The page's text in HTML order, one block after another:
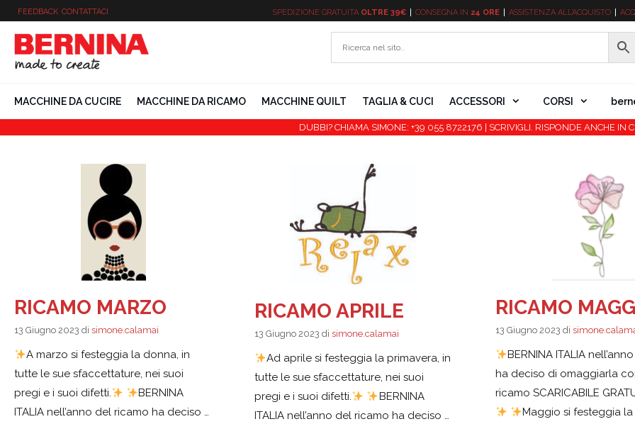
contenuto
FEEDBACK CONTATTACI SPEDIZIONE GRATUITA OLTRE 39€ CONSEGNA IN 24 ORE ASSISTENZA ALL’ACQUISTO
MACCHINE DA CUCIRE MACCHINE DA RICAMO MACCHINE QUILT TAGLIA & CUCI ACCESSORI CORSI
DUBBI? CHIAMA SIMONE: +39 055 8722176 | SCRIVIGLI. RISPONDE ANCHE IN
RICAMO MARZO
13 Giugno 2023 di simone.calamai
A marzo si festeggia la donna, in
tutte le sue sfaccettature, nei suoi
pregi e i suoi difetti.
BERNINA
ITALIA nell’anno del ricamo ha deciso …
RICAMO APRILE
13 Giugno 2023 disimone.calamai
Ad aprile si festeggia la primavera, in
tutte le sue sfaccettature, nei suoi
pregi e i suoi difetti.
BERNINA
ITALIA nell’anno del ricamo ha deciso …
RICAMO
13 Giugno 2023 di
BERNINA ITALIA
ha deciso di omaggiarla
ricamo SCARICABILE
Maggio si festeggia